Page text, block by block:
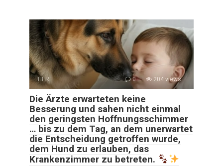
TIERE 0 204 views
Die Ärzte erwarteten keine
Besserung und sahen nicht einmal
den geringsten Hoffnungsschimmer
… bis zu dem Tag, an dem unerwartet
die Entscheidung getroffen wurde,
dem Hund zu erlauben, das
Krankenzimmer zu betreten.